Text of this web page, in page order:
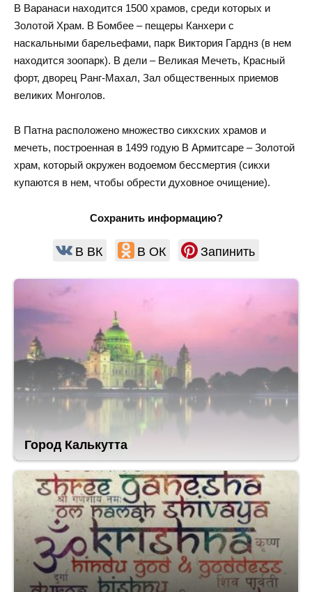
В Варанаси находится 1500 храмов, среди которых и
Золотой Храм. В Бомбее – пещеры Канхери с
наскальными барельефами, парк Виктория Гарднз (в нем
находится зоопарк). В дели – Великая Мечеть, Красный
форт, дворец Ранг-Махал, Зал общественных приемов
великих Монголов.
В Патна расположено множество сикхских храмов и
мечеть, построенная в 1499 годую В Армитсаре – Золотой
храм, который окружен водоемом бессмертия (сикхи
купаются в нем, чтобы обрести духовное очищение).
Сохранить информацию?
В ВК В ОК Запинить
Город Калькутта